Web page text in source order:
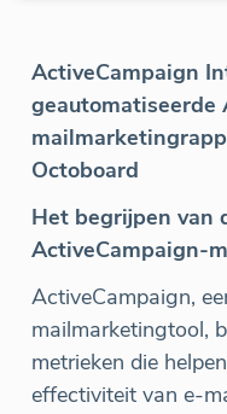
ActiveCampaign
geautomatiseerde
Octoboard
Het begrijpen van
ActiveCampaign-
ActiveCampaign,
mailmarketingtool,
metrieken die
effectiviteit van e-